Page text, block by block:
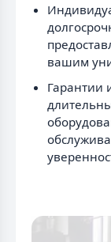
вашим
Гарантии